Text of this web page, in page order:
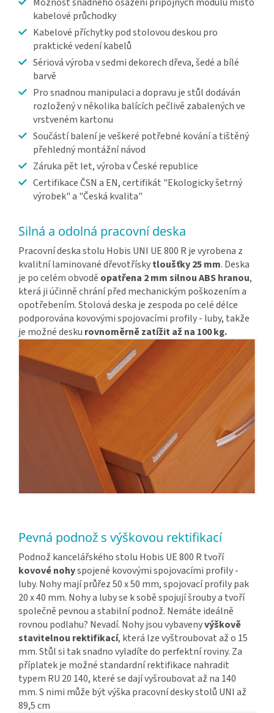
Možnost snadného osazení přípojných modulů místo
kabelové průchodky
Kabelové příchytky pod stolovou deskou pro
praktické vedení kabelů
Sériová výroba v sedmi dekorech dřeva, šedé a bílé
barvě
Pro snadnou manipulaci a dopravu je stůl dodáván
rozložený v několika balících pečlivě zabalených ve
vrstveném kartonu
Součástí balení je veškeré potřebné kování a tištěný
přehledný montážní návod
Záruka pět let, výroba v České republice
Certifikace ČSN a EN, certifikát "Ekologicky šetrný
výrobek" a "Česká kvalita"
Silná a odolná pracovní deska
Pracovní deska stolu Hobis UNI UE 800 R je vyrobena z
kvalitní laminované dřevotřískytloušťky 25 mm. Deska
je po celém obvodě opatřena 2 mm silnou ABS hranou,
která ji účinně chrání před mechanickým poškozením a
opotřebením. Stolová deska je zespoda po celé délce
podporována kovovými spojovacími profily - luby, takže
je možné desku rovnoměrně zatížit až na 100 kg.
Pevná podnož s výškovou rektifikací
Podnož kancelářského stolu Hobis UE 800 R tvoří
kovové nohyspojené kovovými spojovacími profily -
luby. Nohy mají průřez 50 x 50 mm, spojovací profily pak
20 x 40 mm. Nohy a luby se k sobě spojují šrouby a tvoří
společně pevnou a stabilní podnož. Nemáte ideálně
rovnou podlahu? Nevadí. Nohy jsou vybavenyvýškově
stavitelnou rektifikací, která lze vyštroubovat až o 15
mm. Stůl si tak snadno vyladíte do perfektní roviny. Za
příplatek je možné standardní rektifikace nahradit
typem RU 20 140, které se dají vyšroubovat až na 140
mm. S nimi může být výška pracovní desky stolů UNI až
89,5 cm